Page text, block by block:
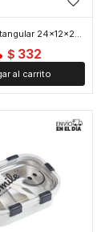
Lunchera rectangular 24x12x22 cm con asa - Rosado
$ 332